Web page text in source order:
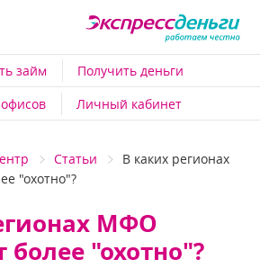
займ
Получить деньги
офисо
Личный кабинет
Статьи
каких регионах
"охотно"?
МФО
более "охотно"?